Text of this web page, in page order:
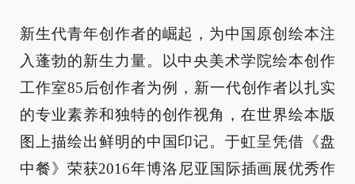
新生代青年创作者的崛起，为中国原创绘本注
入蓬勃的新生力量。以中央美术学院绘本创作
工作室85后创作者为例，新一代创作者以扎实
的专业素养和独特的创作视角，在世界绘本版
图上描绘出鲜明的中国印记。于虹呈凭借《盘
中餐》荣获2016年博洛尼亚国际插画展优秀作